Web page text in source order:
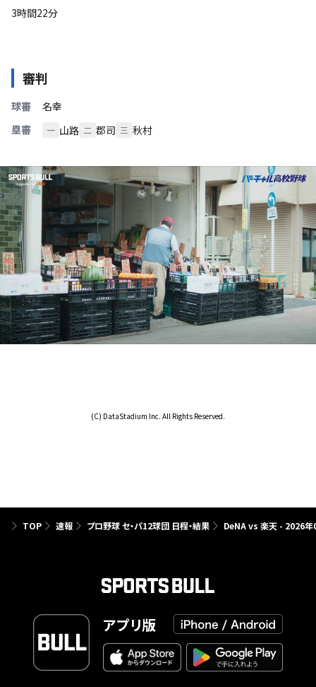
3時間22分
審判
球審
名幸
塁審
一 山路 二 郡司 三 秋村
(C) DataStadium Inc. All Rights Reserved.
TOP 速報 プロ野球 セ・パ12球団 日程・結果 DeNA vs 楽天 - 2026年
アプリ版